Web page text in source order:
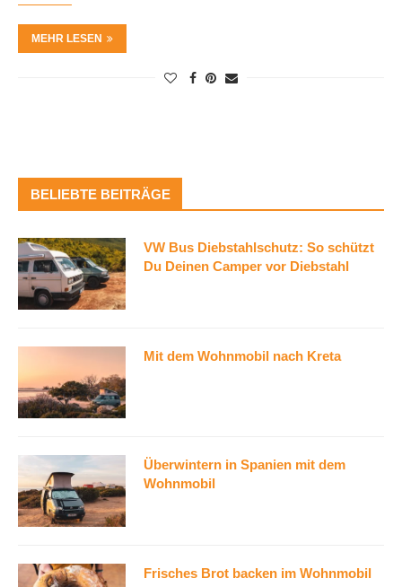
MEHR LESEN
BELIEBTE BEITRÄGE
VW Bus Diebstahlschutz: So schützt
Du Deinen Camper vor Diebstahl
Mit dem Wohnmobil nach Kreta
Überwintern in Spanien mit dem
Wohnmobil
Frisches Brot backen im Wohnmobil